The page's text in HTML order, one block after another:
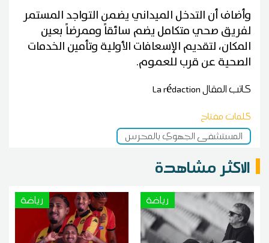
وأضاف أن التدخل الميداني يضمن التواجد المستمر
لفريق صحي متكامل يضم سائقاً وممرضاً بعين
المكان، لتقديم الإسعافات الأولية وتأمين الخدمات
الصحية عن قرب للعموم.
كاتب المقالLa rédaction
كلمات مفتاح
المستشفى الجهوي بالمحرس
الاكثر مشاهدة
رياضة رياضة